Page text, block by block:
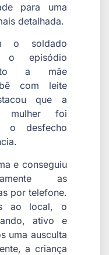
para uma
detalhada.
o soldado
o episódio
a mãe
com leite
que a
mulher foi
o desfecho
e conseguiu
as
por telefone.
ao local, o
ativo e
uma ausculta
a criança